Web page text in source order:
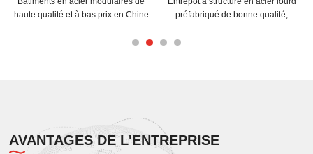
préfabriqué de bonne qualité,
acier prêt à l'emploi de grande
AVANTAGES DE L'ENTREPRISE